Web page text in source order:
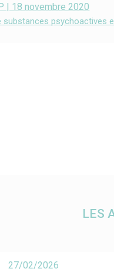
| 18 novembre 2020
psychoactives
LES
27/02/2026